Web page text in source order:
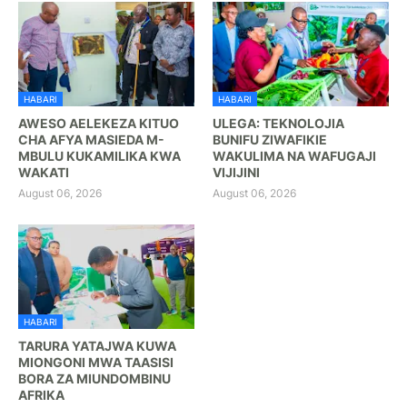
HABARI
AWESO AELEKEZA KITUO
CHA AFYA MASIEDA M-
MBULU KUKAMILIKA KWA
WAKATI
August 06, 2026
HABARI
ULEGA: TEKNOLOJIA
BUNIFU ZIWAFIKIE
WAKULIMA NA WAFUGAJI
VIJIJINI
August 06, 2026
HABARI
TARURA YATAJWA KUWA
MIONGONI MWA TAASISI
BORA ZA MIUNDOMBINU
AFRIKA